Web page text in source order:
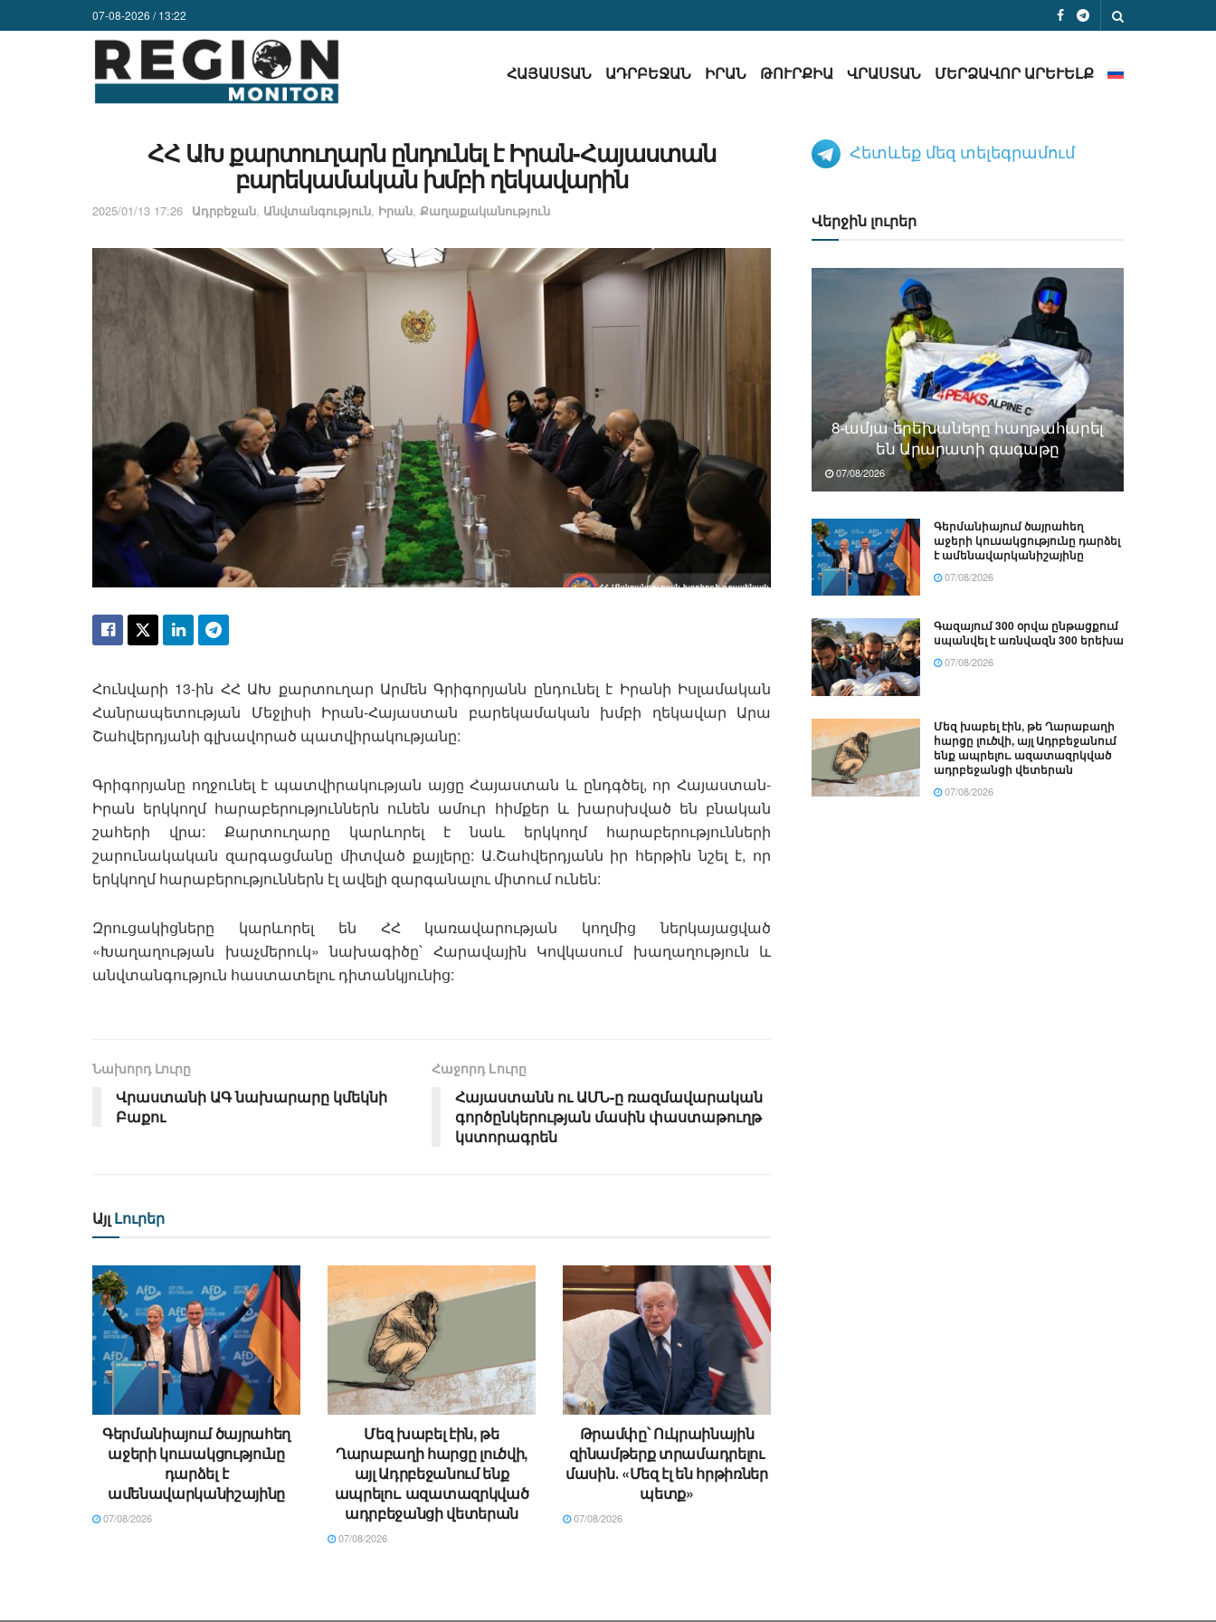
07-08-2026 / 13:22
ՀԱՅԱՍՏԱՆ ԱԴՐԲԵՋԱՆ ԻՐԱՆ ԹՈՒՐՔԻԱ ՎՐԱՍՏԱՆ ՄԵՐՁԱՎՈՐ ԱՐԵՒԵԼՔ
ՀՀ ԱԽ քարտուղարն ընդունել է Իրան-Հայաստան
բարեկամական խմբի ղեկավարին
2025/01/13 17:26 Ադրբեջան, Անվտանգություն, Իրան, Քաղաքականություն
Հունվարի 13-ին ՀՀ ԱԽ քարտուղար Արմեն Գրիգորյանն ընդունել է Իրանի Իսլամական
Հանրապետության Մեջլիսի Իրան-Հայաստան բարեկամական խմբի ղեկավար Արա
Շահվերդյանի գլխավորած պատվիրակությանը:
Գրիգորյանը ողջունել է պատվիրակության այցը Հայաստան և ընդգծել, որ Հայաստան-
Իրան երկկողմ հարաբերություններն ունեն ամուր հիմքեր և խարսխված են բնական
շահերի վրա: Քարտուղարը կարևորել է նաև երկկողմ հարաբերությունների
շարունակական զարգացմանը միտված քայլերը: Ա.Շահվերդյանն իր հերթին նշել է, որ
երկկողմ հարաբերություններն էլ ավելի զարգանալու միտում ունեն:
Զրուցակիցները կարևորել են ՀՀ կառավարության կողմից ներկայացված
«Խաղաղության խաչմերուկ» նախագիծը՝ Հարավային Կովկասում խաղաղություն և
անվտանգություն հաստատելու դիտանկյունից:
Նախորդ Լուրը
Վրաստանի ԱԳ նախարարը կմեկնի
Բաքու
Հաջորդ Lուրը
Հայաստանն ու ԱՄՆ-ը ռազմավարական
գործընկերության մասին փաստաթուղթ
կստորագրեն
Այլ Լուրեր
Գերմանիայում ծայրահեղ
աջերի կուսակցությունը
դարձել է
ամենավարկանիշայինը
07/08/2026
Մեզ խաբել էին, թե
Ղարաբաղի հարցը լուծվի,
այլ Ադրբեջանում ենք
ապրելու. ազատազրկված
ադրբեջանցի վետերան
07/08/2026
Թրամփը՝ Ուկրաինային
զինամթերք տրամադրելու
մասին․ «Մեզ էլ են հրթիռներ
պետք»
07/08/2026
Հետևեք մեզ տելեգրամում
Վերջին լուրեր
8-ամյա երեխաները հաղթահարել
են Արարատի գագաթը
07/08/2026
Գերմանիայում ծայրահեղ
աջերի կուսակցությունը դարձել
է ամենավարկանիշայինը
07/08/2026
Գազայում 300 օրվա ընթացքում
սպանվել է առնվազն 300 երեխա
07/08/2026
Մեզ խաբել էին, թե Ղարաբաղի
հարցը լուծվի, այլ Ադրբեջանում
ենք ապրելու. ազատազրկված
ադրբեջանցի վետերան
07/08/2026